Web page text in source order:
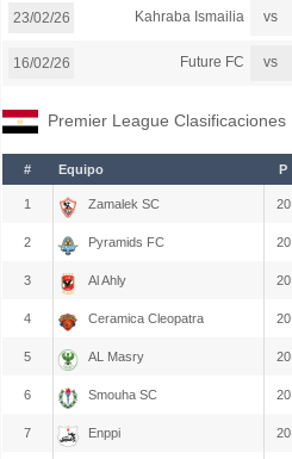
23/02/26 Kahraba Ismailia vs
16/02/26 Future FC vs
Premier League Clasificaciones
# Equipo P
1 Zamalek SC 20
2 Pyramids FC 20
3 Al Ahly 20
4 Ceramica Cleopatra 20
5 AL Masry 20
6 Smouha SC 20
7 Enppi 20